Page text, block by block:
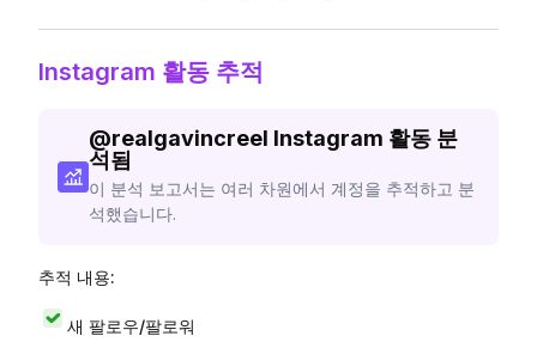
Instagram 활동 추적
@realgavincreel Instagram 활동 분
석됨
이 분석 보고서는 여러 차원에서 계정을 추적하고 분
석했습니다.
추적 내용:
새 팔로우/팔로워